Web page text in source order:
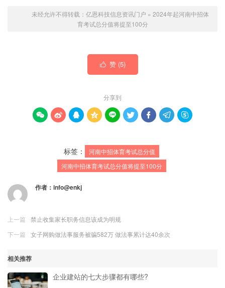
未经允许不得转载： 亿恩科技信息资讯门户 » 2024年起河南中招体
育考试总分值将提至100分
 赞 (5)
分享到
        
标签：
河南中招体育考试总分值
河南中招体育考试总分值将提至100分
作者： info@enkj
上一篇
禁止收集家长职务信息该成为明规
下一篇
女子网购做法事服务被骗582万 做法事累计达40余次
相关推荐
企业建站的七大步骤都有哪些?